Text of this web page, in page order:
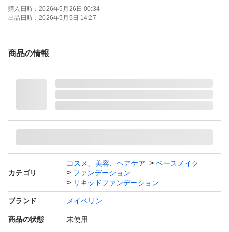
C05
購入日時： 2026年5月26日 00:34
出品日時： 2026年5月5日 14:27
商品の情報
カテゴリ
コスメ、美容、ヘアケア
ベースメイク
ファンデーション
リキッドファンデーション
ブランド メイベリン
商品の状態 未使用